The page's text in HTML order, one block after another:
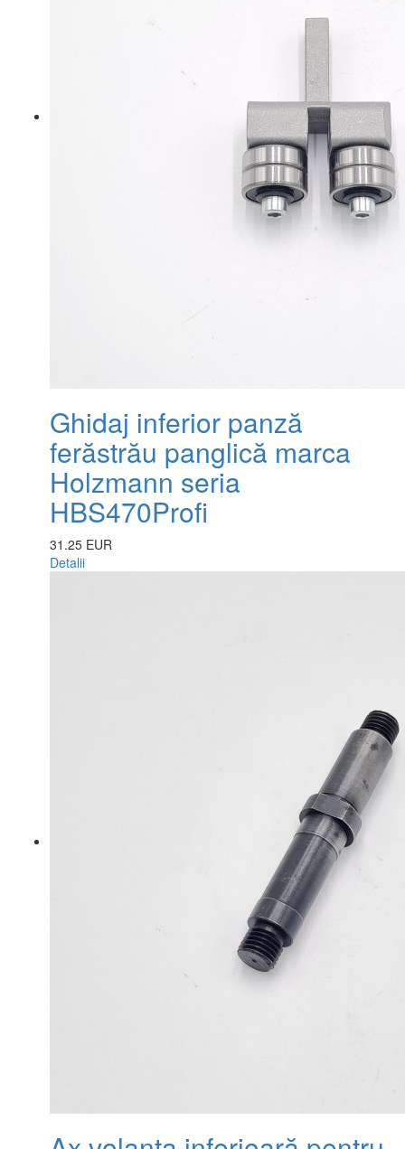
Ghidaj inferior panză
ferăstrău panglică marca
Holzmann seria
HBS470Profi
31.25 EUR
Detalii